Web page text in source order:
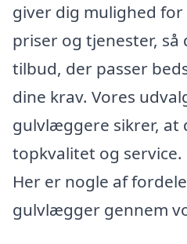
giver dig mulighed
priser og tjenester, så
tilbud, der passer
dine krav. Vores
gulvlæggere sikrer, at
topkvalitet og service.
Her er nogle af
gulvlægger gennem